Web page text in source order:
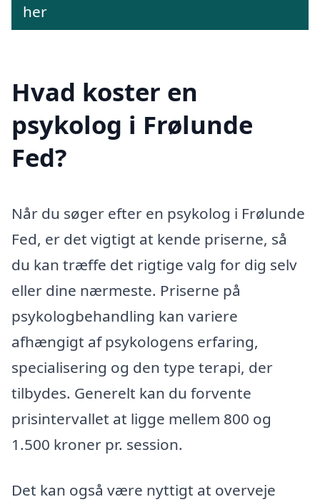
her
Hvad koster en
psykolog i Frølunde
Fed?
Når du søger efter en psykolog i Frølunde
Fed, er det vigtigt at kende priserne, så
du kan træffe det rigtige valg for dig selv
eller dine nærmeste. Priserne på
psykologbehandling kan variere
afhængigt af psykologens erfaring,
specialisering og den type terapi, der
tilbydes. Generelt kan du forvente
prisintervallet at ligge mellem 800 og
1.500 kroner pr. session.
Det kan også være nyttigt at overveje